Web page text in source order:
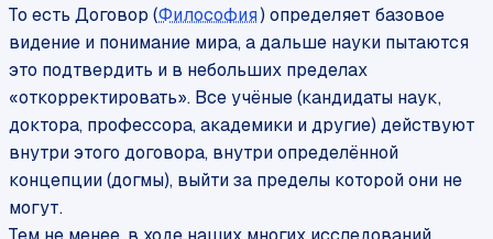
То есть Договор (Философия) определяет базовое
видение и понимание мира, а дальше науки пытаются
это подтвердить и в небольших пределах
«откорректировать». Все учёные (кандидаты наук,
доктора, профессора, академики и другие) действуют
внутри этого договора, внутри определённой
концепции (догмы), выйти за пределы которой они не
могут.